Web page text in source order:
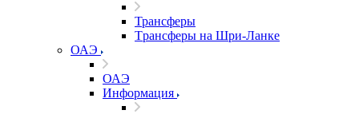
Трансферы
Tрансферы на Шри-Ланке
ОАЭ
ОАЭ
Информация